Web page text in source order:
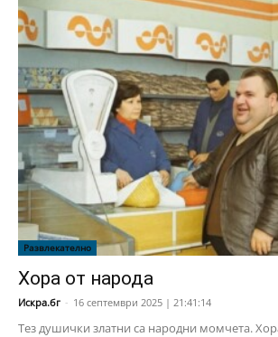
Развлекателно
Хора от народа
Искра.бг - 16 септември 2025 | 21:41:14
Тез душички златни са народни момчета.